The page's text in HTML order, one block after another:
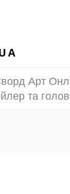
Арт
та